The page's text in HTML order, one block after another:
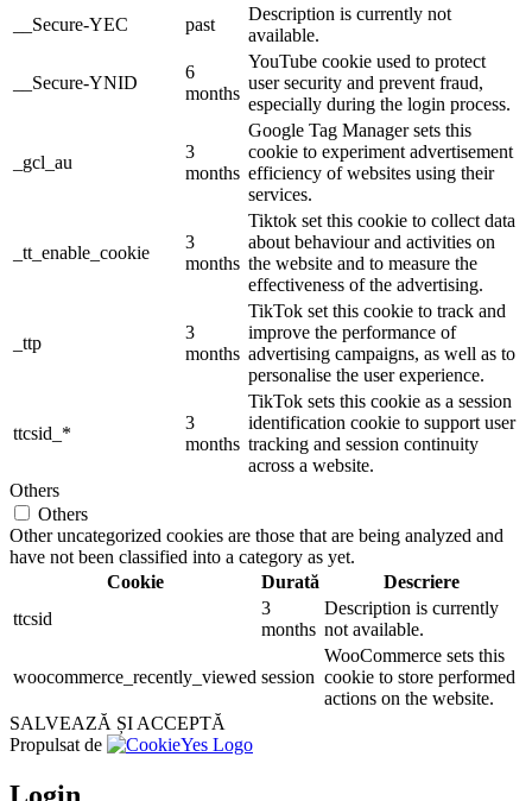
__Secure-YEC
past
Description is currently not
available.
__Secure-YNID
6
months
YouTube cookie used to protect
user security and prevent fraud,
especially during the login process.
_gcl_au
3
months
Google Tag Manager sets this
cookie to experiment advertisement
efficiency of websites using their
services.
_tt_enable_cookie
3
months
Tiktok set this cookie to collect data
about behaviour and activities on
the website and to measure the
effectiveness of the advertising.
_ttp
3
months
TikTok set this cookie to track and
improve the performance of
advertising campaigns, as well as to
personalise the user experience.
ttcsid_*
3
months
TikTok sets this cookie as a session
identification cookie to support user
tracking and session continuity
across a website.
Others
Others
Other uncategorized cookies are those that are being analyzed and
have not been classified into a category as yet.
Cookie
Durată
Descriere
ttcsid
3
months
Description is currently
not available.
woocommerce_recently_viewed session
WooCommerce sets this
cookie to store performed
actions on the website.
SALVEAZĂ ȘI ACCEPTĂ
Propulsat de